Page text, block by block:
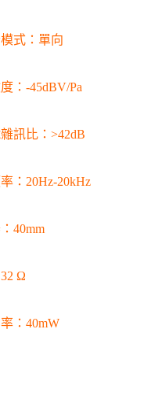
式：單向
：-45dBV/Pa
訊比：>42dB
：20Hz-20kHz
40mm
Ω
：40mW